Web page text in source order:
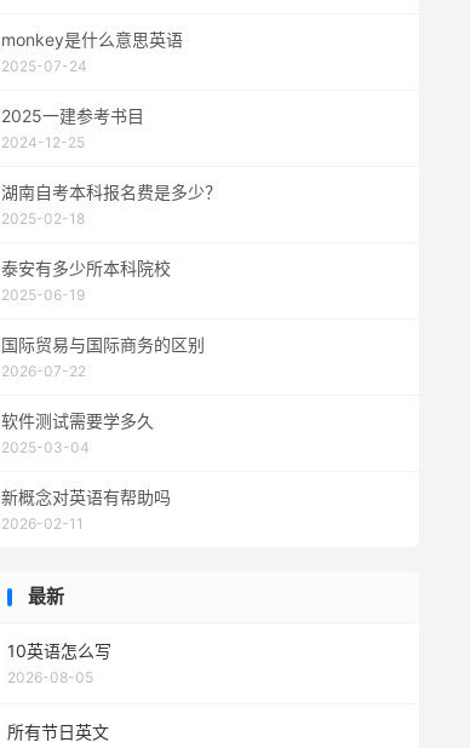
monkey是什么意思英语
2025-07-24
2025一建参考书目
2024-12-25
湖南自考本科报名费是多少？
2025-02-18
泰安有多少所本科院校
2025-06-19
国际贸易与国际商务的区别
2026-07-22
软件测试需要学多久
2025-03-04
新概念对英语有帮助吗
2026-02-11
最新
10英语怎么写
2026-08-05
所有节日英文